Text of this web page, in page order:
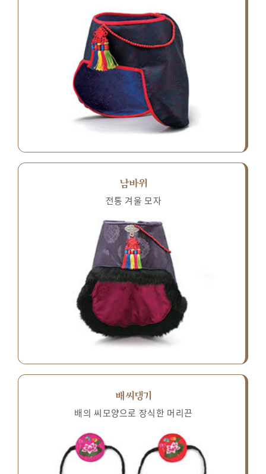
남바위
전통 겨울 모자
배씨댕기
배의 씨모양으로 장식한 머리끈